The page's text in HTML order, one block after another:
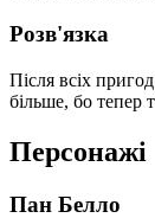
Розв'язка
Після всіх
більше, бо тепер
Персонажі
Пан Белло